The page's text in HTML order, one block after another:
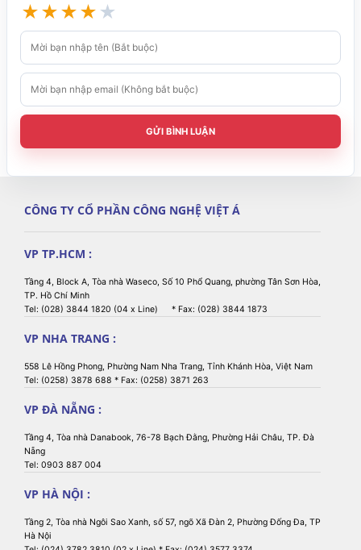
★★★★ ★
GỬI BÌNH LUẬN
CÔNG TY CỔ PHẦN CÔNG NGHỆ VIỆT Á
VP TP.HCM :
Tầng 4, Block A, Tòa nhà Waseco, Số 10 Phổ Quang, phường Tân Sơn Hòa,
TP. Hồ Chí Minh
Tel: (028) 3844 1820 (04 x Line) * Fax: (028) 3844 1873
VP NHA TRANG :
558 Lê Hồng Phong, Phường Nam Nha Trang, Tỉnh Khánh Hòa, Việt Nam
Tel: (0258) 3878 688 * Fax: (0258) 3871 263
VP ĐÀ NẴNG :
Tầng 4, Tòa nhà Danabook, 76-78 Bạch Đằng, Phường Hải Châu, TP. Đà
Nẵng
Tel: 0903 887 004
VP HÀ NỘI :
Tầng 2, Tòa nhà Ngôi Sao Xanh, số 57, ngõ Xã Đàn 2, Phường Đống Đa, TP
Hà Nội